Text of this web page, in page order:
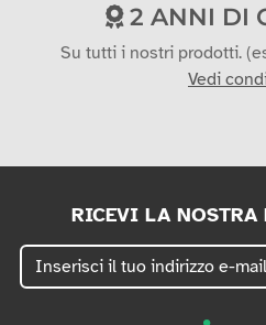
2 ANNI DI
Su tutti i nostri prodotti.
Vedi
RICEVI LA NOSTRA